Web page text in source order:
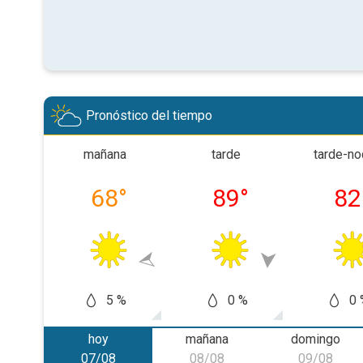
Pronóstico del tiempo
mañana
68°
5 %
tarde
89°
0 %
tarde-
82
0
hoy
07/08
mañana
08/08
domingo
09/08